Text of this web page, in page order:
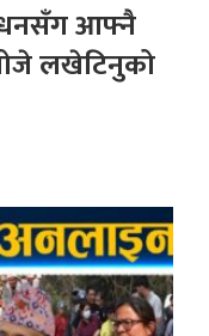
आफ्नै
लखेटिनुको